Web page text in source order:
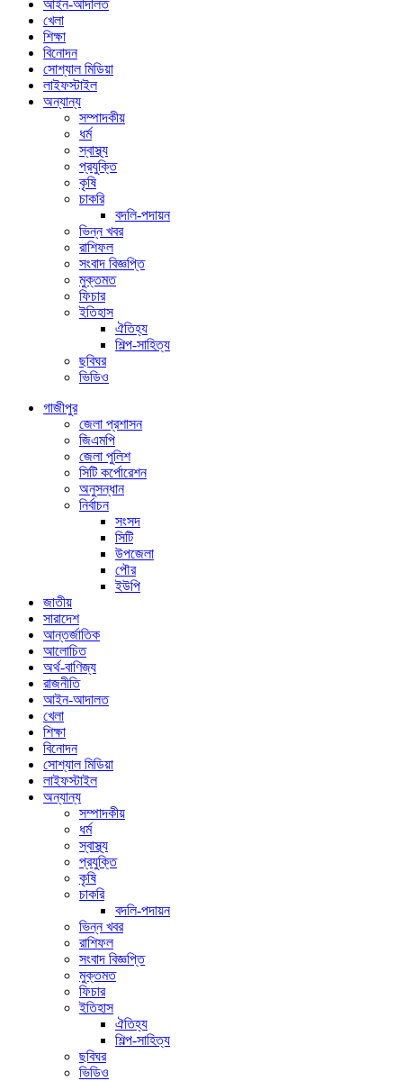
আইন-আদালত
খেলা
শিক্ষা
বিনোদন
সোশ্যাল মিডিয়া
লাইফস্টাইল
অন্যান্য
সম্পাদকীয়
ধর্ম
স্বাস্থ্য
প্রযুক্তি
কৃষি
চাকরি
বদলি-পদায়ন
ভিন্ন খবর
রাশিফল
সংবাদ বিজ্ঞপ্তি
মুক্তমত
ফিচার
ইতিহাস
ঐতিহ্য
শিল্প-সাহিত্য
ছবিঘর
ভিডিও
গাজীপুর
জেলা প্রশাসন
জিএমপি
জেলা পুলিশ
সিটি কর্পোরেশন
অনুসন্ধান
নির্বাচন
সংসদ
সিটি
উপজেলা
পৌর
ইউপি
জাতীয়
সারাদেশ
আন্তর্জাতিক
আলোচিত
অর্থ-বাণিজ্য
রাজনীতি
আইন-আদালত
খেলা
শিক্ষা
বিনোদন
সোশ্যাল মিডিয়া
লাইফস্টাইল
অন্যান্য
সম্পাদকীয়
ধর্ম
স্বাস্থ্য
প্রযুক্তি
কৃষি
চাকরি
বদলি-পদায়ন
ভিন্ন খবর
রাশিফল
সংবাদ বিজ্ঞপ্তি
মুক্তমত
ফিচার
ইতিহাস
ঐতিহ্য
শিল্প-সাহিত্য
ছবিঘর
ভিডিও